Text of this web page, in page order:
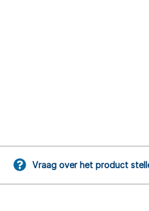
Vraag over het product